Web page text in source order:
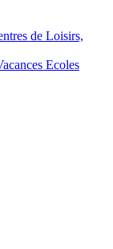
de Loisirs,
Ecoles